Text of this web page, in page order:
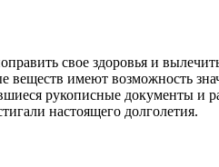
свое здоровья и
веществ имеют возможность
рукописные документы и
настоящего долголетия.